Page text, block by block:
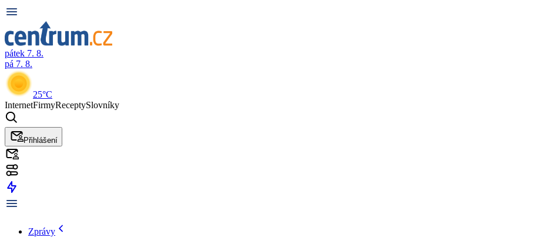
pátek 7. 8.
pá 7. 8.
25°C
InternetFirmyReceptySlovníky
Přihlášení
Zprávy